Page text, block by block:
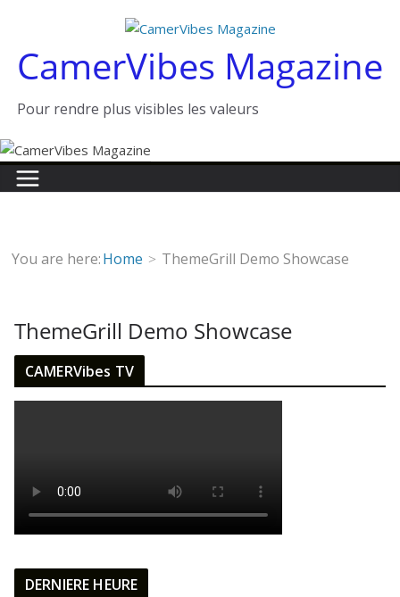
contenuCamerVibes Magazine
Pour rendre plus visibles les valeurs
You are here:Home ThemeGrill Demo Showcase
ThemeGrill Demo Showcase
CAMERVibes TV
DERNIERE HEURE